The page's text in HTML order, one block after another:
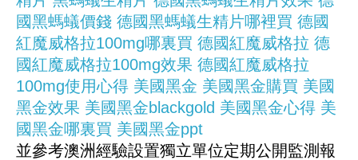
國黑螞蟻價錢 德國黑螞蟻生精片哪裡買 德國
紅魔威格拉100mg哪裏買 德國紅魔威格拉 德
國紅魔威格拉100mg效果 德國紅魔威格拉
100mg使用心得 美國黑金 美國黑金購買 美國
黑金效果 美國黑金blackgold 美國黑金心得 美
國黑金哪裏買 美國黑金ppt
並參考澳洲經驗設置獨立單位定期公開監測報